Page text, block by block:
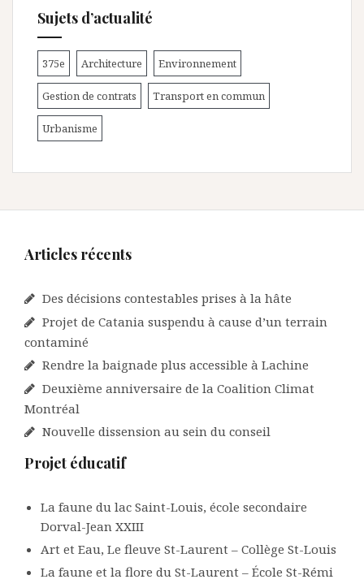
Sujets d’actualité
375e Architecture Environnement
Gestion de contrats Transport en commun
Urbanisme
Articles récents
Des décisions contestables prises à la hâte
Projet de Catania suspendu à cause d’un terrain
contaminé
Rendre la baignade plus accessible à Lachine
Deuxième anniversaire de la Coalition Climat
Montréal
Nouvelle dissension au sein du conseil
Projet éducatif
La faune du lac Saint-Louis, école secondaire
Dorval-Jean XXIII
Art et Eau, Le fleuve St-Laurent – Collège St-Louis
La faune et la flore du St-Laurent – École St-Rémi